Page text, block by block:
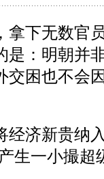
下无数官
是：明朝并
交困也不会
济新贵纳
生一小撮超